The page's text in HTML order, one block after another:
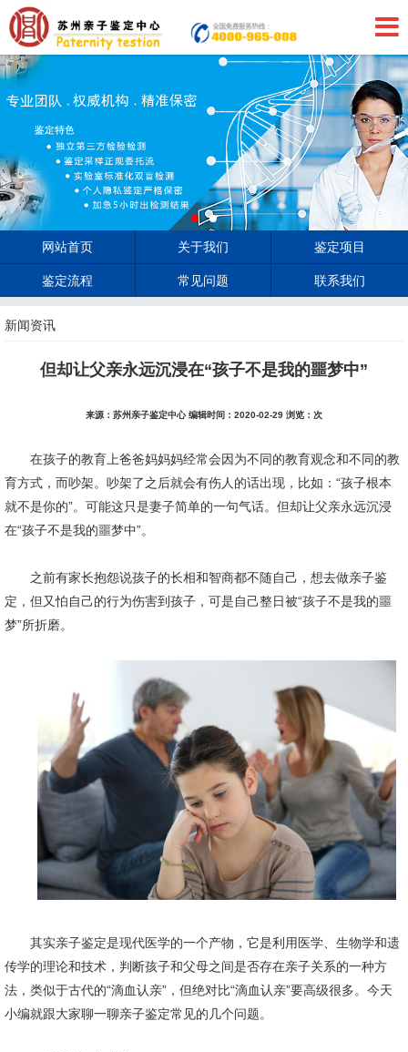
网站首页 关于我们 鉴定项目
鉴定流程 常见问题 联系我们
新闻资讯
但却让父亲永远沉浸在“孩子不是我的噩梦中”
来源：苏州亲子鉴定中心 编辑时间：2020-02-29 浏览： 次
在孩子的教育上爸爸妈妈妈经常会因为不同的教育观念和不同的教
育方式，而吵架。吵架了之后就会有伤人的话出现，比如：“孩子根本
就不是你的”。可能这只是妻子简单的一句气话。但却让父亲永远沉浸
在“孩子不是我的噩梦中”。
之前有家长抱怨说孩子的长相和智商都不随自己，想去做亲子鉴
定，但又怕自己的行为伤害到孩子，可是自己整日被“孩子不是我的噩
梦”所折磨。
其实亲子鉴定是现代医学的一个产物，它是利用医学、生物学和遗
传学的理论和技术，判断孩子和父母之间是否存在亲子关系的一种方
法，类似于古代的“滴血认亲”，但绝对比“滴血认亲”要高级很多。今天
小编就跟大家聊一聊亲子鉴定常见的几个问题。